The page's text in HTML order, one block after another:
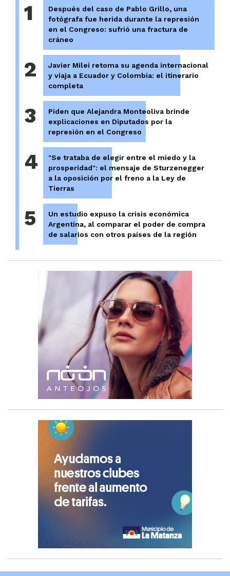
1
Después del caso de Pablo Grillo, una
fotógrafa fue herida durante la represión
en el Congreso: sufrió una fractura de
cráneo
2
Javier Milei retoma su agenda internacional
y viaja a Ecuador y Colombia: el itinerario
completa
3
Piden que Alejandra Monteoliva brinde
explicaciones en Diputados por la
represión en el Congreso
4
"Se trataba de elegir entre el miedo y la
prosperidad": el mensaje de Sturzenegger
a la oposición por el freno a la Ley de
Tierras
5
Un estudio expuso la crisis económica
Argentina, al comparar el poder de compra
de salarios con otros países de la región